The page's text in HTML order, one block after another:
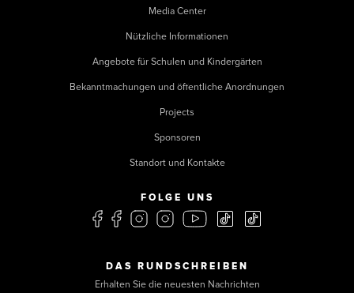
Media Center
Nützliche Informationen
Angebote für Schulen und Kindergärten
Bekanntmachungen und öffentliche Anordnungen
Projects
Sponsoren
Standort und Kontakte
FOLGE UNS
DAS RUNDSCHREIBEN
Erhalten Sie die neuesten Nachrichten